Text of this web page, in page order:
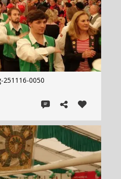
251116-0050